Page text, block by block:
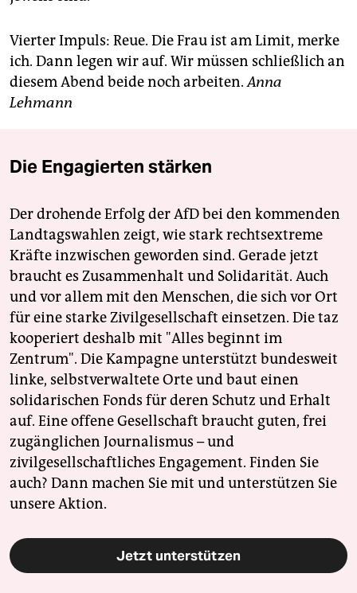
Vierter Impuls: Reue. Die Frau ist am Limit, merke
ich. Dann legen wir auf. Wir müssen schließlich an
diesem Abend beide noch arbeiten.Anna
Lehmann
Die Engagierten stärken
Der drohende Erfolg der AfD bei den kommenden
Landtagswahlen zeigt, wie stark rechtsextreme
Kräfte inzwischen geworden sind. Gerade jetzt
braucht es Zusammenhalt und Solidarität. Auch
und vor allem mit den Menschen, die sich vor Ort
für eine starke Zivilgesellschaft einsetzen. Die taz
kooperiert deshalb mit "Alles beginnt im
Zentrum". Die Kampagne unterstützt bundesweit
linke, selbstverwaltete Orte und baut einen
solidarischen Fonds für deren Schutz und Erhalt
auf. Eine offene Gesellschaft braucht guten, frei
zugänglichen Journalismus – und
zivilgesellschaftliches Engagement. Finden Sie
auch? Dann machen Sie mit und unterstützen Sie
unsere Aktion.
Jetzt unterstützen